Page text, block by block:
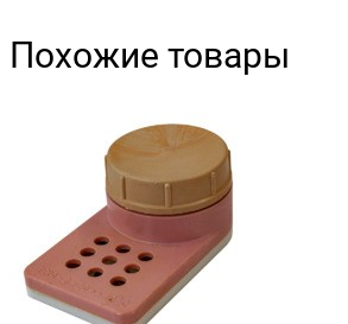
Похожие товары